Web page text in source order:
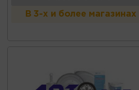
В 3-х и более магазинах